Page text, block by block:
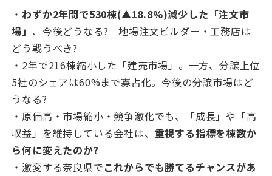
・わずか2年間で530棟(▲18.8%)減少した「注文市
場」 、今後どうなる? 地場注文ビルダー・工務店は
どう戦うべき?
・2年で216棟縮小した「建売市場」。一方、分譲上位
5社のシェアは60%まで寡占化。今後の分譲市場はど
うなる?
・原価高・市場縮小・競争激化でも、「成長」や「高
収益」を維持している会社は、 重視する指標を棟数か
ら何に変えたのか?
・激変する奈良県でこれからでも勝てるチャンスがあ